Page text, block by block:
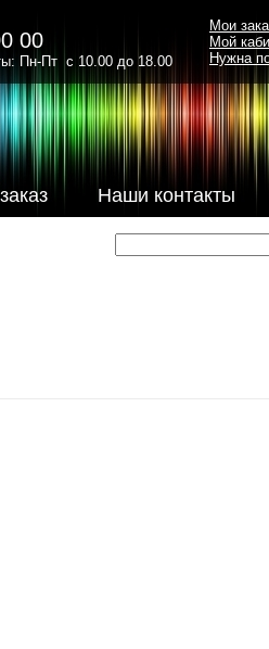
00
Пн-Пт с 10.00 до 18.00
Наши контакты
Мои
Мой
Нужна